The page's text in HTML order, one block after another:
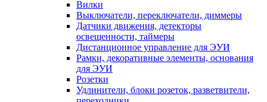
Вилки
Выключатели, переключатели, диммеры
Датчики движения, детекторы
освещенности, таймеры
Дистанционное управление для ЭУИ
Рамки, декоративные элементы, основания
для ЭУИ
Розетки
Удлинители, блоки розеток, разветвители,